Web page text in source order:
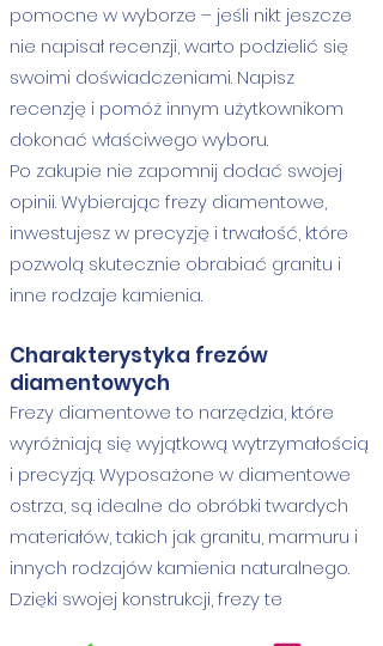
pomocne w wyborze – jeśli nikt jeszcze
nie napisał recenzji, warto podzielić się
swoimi doświadczeniami. Napisz
recenzję i pomóż innym użytkownikom
dokonać właściwego wyboru.
Po zakupie nie zapomnij dodać swojej
opinii. Wybierając frezy diamentowe,
inwestujesz w precyzję i trwałość, które
pozwolą skutecznie obrabiać granitu i
inne rodzaje kamienia.
Charakterystyka frezów
diamentowych
Frezy diamentowe to narzędzia, które
wyróżniają się wyjątkową wytrzymałością
i precyzją. Wyposażone w diamentowe
ostrza, są idealne do obróbki twardych
materiałów, takich jak granitu, marmuru i
innych rodzajów kamienia naturalnego.
Dzięki swojej konstrukcji, frezy te